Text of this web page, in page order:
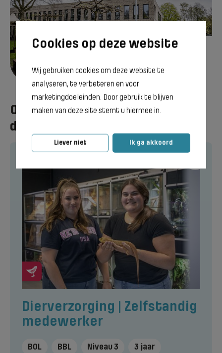
Wij gebruiken cookies om deze website te
analyseren, te verbeteren en voor
marketingdoeleinden. Door gebruik te blijven
maken van deze site stemt u hiermee in.
Liever niet Ik ga akkoord
Emmen
Bekijk vestiging
Opleidingen om Verkoper
dierenspeciaalzaak te worden
Dierverzorging | Zelfstandig
medewerker
BOL BBL Niveau 3 3 jaar